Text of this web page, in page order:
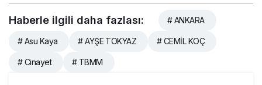
Haberle ilgili daha fazlası: # ANKARA
# Asu Kaya # AYŞE TOKYAZ # CEMİL KOÇ
# Cinayet # TBMM